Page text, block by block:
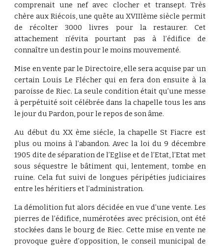
comprenait une nef avec clocher et transept. Très
chère aux Riécois, une quête au XVIIIème siècle permit
de récolter 3000 livres pour la restaurer. Cet
attachement n’évita pourtant pas à l’édifice de
connaître un destin pour le moins mouvementé.
Mise en vente par le Directoire, elle sera acquise par un
certain Louis Le Flécher qui en fera don ensuite à la
paroisse de Riec. La seule condition était qu’une messe
à perpétuité soit célébrée dans la chapelle tous les ans
le jour du Pardon, pour le repos de son âme.
Au début du XX ème siécle, la chapelle St Fiacre est
plus ou moins à l’abandon. Avec la loi du 9 décembre
1905 dite de séparation de l’Eglise et de l’Etat, l’Etat met
sous séquestre le bâtiment qui, lentement, tombe en
ruine. Cela fut suivi de longues péripéties judiciaires
entre les héritiers et l’administration.
La démolition fut alors décidée en vue d’une vente. Les
pierres de l’édifice, numérotées avec précision, ont été
stockées dans le bourg de Riec. Cette mise en vente ne
provoque guère d’opposition, le conseil municipal de